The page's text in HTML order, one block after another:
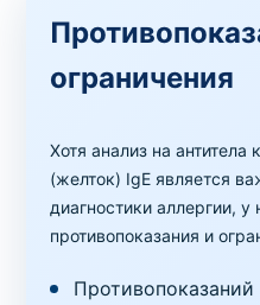
ограничения
Хотя анализ на
(желток) IgE является
диагностики аллергии,
противопоказания и